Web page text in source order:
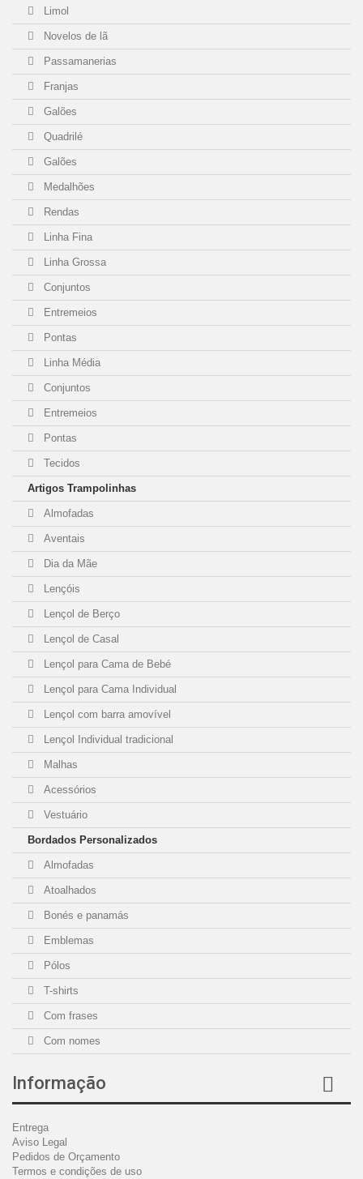
Limol
Novelos de lã
Passamanerias
Franjas
Galões
Quadrilé
Galões
Medalhões
Rendas
Linha Fina
Linha Grossa
Conjuntos
Entremeios
Pontas
Linha Média
Conjuntos
Entremeios
Pontas
Tecidos
Artigos Trampolinhas
Almofadas
Aventais
Dia da Mãe
Lençóis
Lençol de Berço
Lençol de Casal
Lençol para Cama de Bebé
Lençol para Cama Individual
Lençol com barra amovível
Lençol Individual tradicional
Malhas
Acessórios
Vestuário
Bordados Personalizados
Almofadas
Atoalhados
Bonés e panamás
Emblemas
Pólos
T-shirts
Com frases
Com nomes
Informação
Entrega
Aviso Legal
Pedidos de Orçamento
Termos e condições de uso